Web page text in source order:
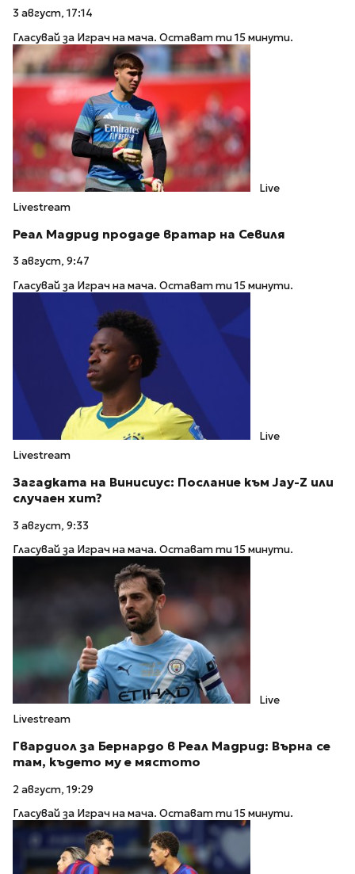
3 август, 17:14
Гласувай за Играч на мача. Остават ти 15 минути.
Live
Livestream
Реал Мадрид продаде вратар на Севиля
3 август, 9:47
Гласувай за Играч на мача. Остават ти 15 минути.
Live
Livestream
Загадката на Винисиус: Послание към Jay-Z или
случаен хит?
3 август, 9:33
Гласувай за Играч на мача. Остават ти 15 минути.
Live
Livestream
Гвардиол за Бернардо в Реал Мадрид: Върна се
там, където му е мястото
2 август, 19:29
Гласувай за Играч на мача. Остават ти 15 минути.